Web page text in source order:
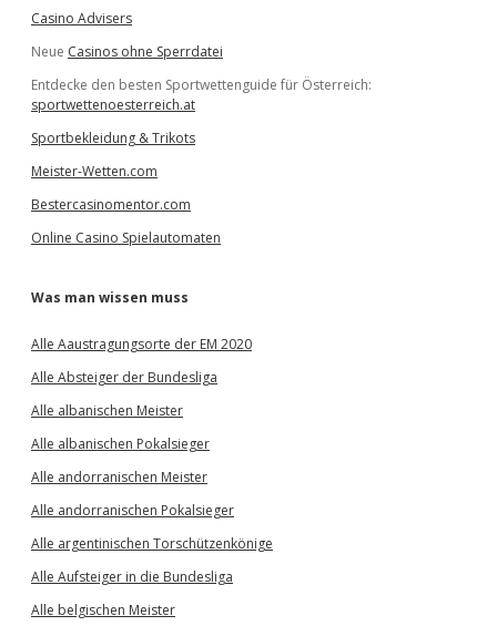
Casino Advisers
Neue Casinos ohne Sperrdatei
Entdecke den besten Sportwettenguide für Österreich:
sportwettenoesterreich.at
Sportbekleidung & Trikots
Meister-Wetten.com
Bestercasinomentor.com
Online Casino Spielautomaten
Was man wissen muss
Alle Aaustragungsorte der EM 2020
Alle Absteiger der Bundesliga
Alle albanischen Meister
Alle albanischen Pokalsieger
Alle andorranischen Meister
Alle andorranischen Pokalsieger
Alle argentinischen Torschützenkönige
Alle Aufsteiger in die Bundesliga
Alle belgischen Meister